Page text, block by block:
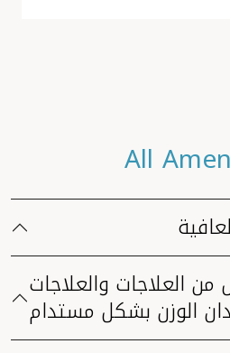
All
العلاجات والعلاجات
الوزن بشكل مستدام